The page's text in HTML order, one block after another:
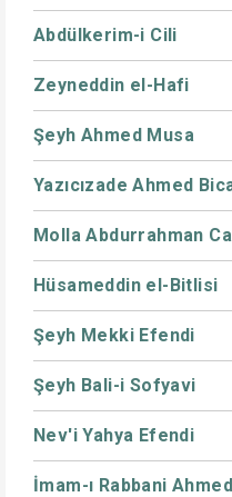
Abdülkerim-i Cili
Zeyneddin el-Hafi
Şeyh Ahmed Musa
Yazıcızade Ahmed
Molla Abdurrahman
Hüsameddin el-Bitlisi
Şeyh Mekki Efendi
Şeyh Bali-i Sofyavi
Nev'i Yahya Efendi
İmam-ı Rabbani